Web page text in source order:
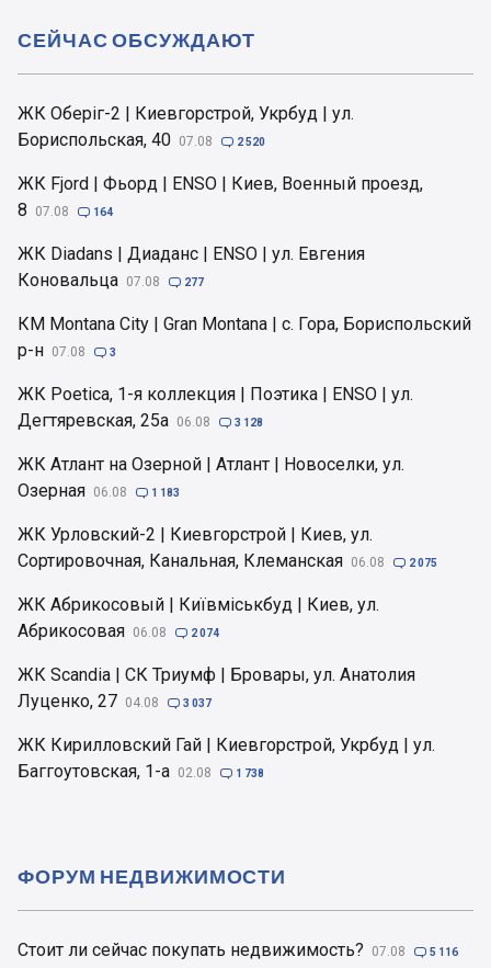
ЖК Оберіг-2 | Киевгорстрой, Укрбуд | ул.
Бориспольская, 40 07.08  2 520
ЖК Fjord | Фьорд | ENSO | Киев, Военный проезд,
8
07.08  164
ЖК Diadans | Диаданс | ENSO | ул. Евгения
Коновальца 07.08  277
КМ Montana City | Gran Montana | с. Гора, Бориспольский
р-н 07.08  3
ЖК Poetica, 1-я коллекция | Поэтика | ENSO | ул.
Дегтяревская, 25а 06.08  3 128
ЖК Атлант на Озерной | Атлант | Новоселки, ул.
Озерная 06.08  1 183
ЖК Урловский-2 | Киевгорстрой | Киев, ул.
Сортировочная, Канальная, Клеманская 06.08  2 075
ЖК Абрикосовый | Київміськбуд | Киев, ул.
Абрикосовая 06.08  2 074
ЖК Scandia | СК Триумф | Бровары, ул. Анатолия
Луценко, 27 04.08  3 037
ЖК Кирилловский Гай | Киевгорстрой, Укрбуд | ул.
Баггоутовская, 1-а 02.08  1 738
СЕЙЧАС ОБСУЖДАЮТ
Стоит ли сейчас покупать недвижимость? 07.08  5 116
ФОРУМ НЕДВИЖИМОСТИ